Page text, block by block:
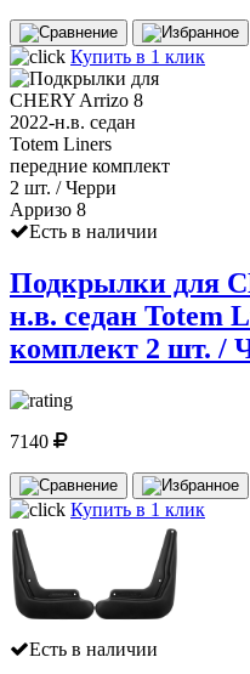
Купить в 1 клик
Есть в наличии
Подкрылки для
н.в. седан Totem
комплект 2 шт. /
7140
Купить в 1 клик
Есть в наличии